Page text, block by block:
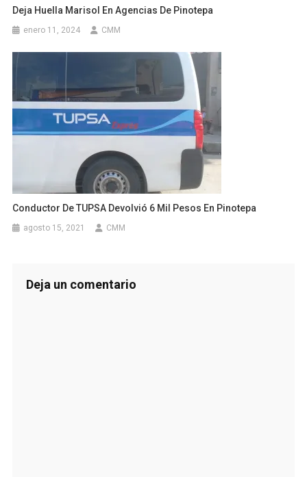
Deja Huella Marisol En Agencias De Pinotepa
enero 11, 2024 CMM
Conductor De TUPSA Devolvió 6 Mil Pesos En Pinotepa
agosto 15, 2021 CMM
Deja un comentario